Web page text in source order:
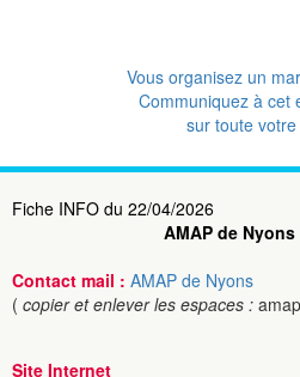
Vous organisez un
Communiquez à cet
sur toute
Fiche INFO du 22/04/2026
AMAP de Nyons
Contact mail : AMAP de Nyons
( copier et enlever les espaces :
Site Internet